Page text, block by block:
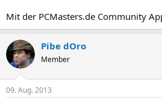
Mit der PCMasters.de Community
Pibe dOro
Member
09. Aug. 2013